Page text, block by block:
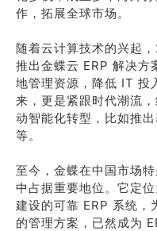
作，拓展全球市场。
随着云计算技术的兴起
推出金蝶云 ERP 解决方
地管理资源，降低 IT 投
来，更是紧跟时代潮流
动智能化转型，比如推
等。
至今，金蝶在中国市场
中占据重要地位。它定
建设的可靠 ERP 系统，
的管理方案，已然成为